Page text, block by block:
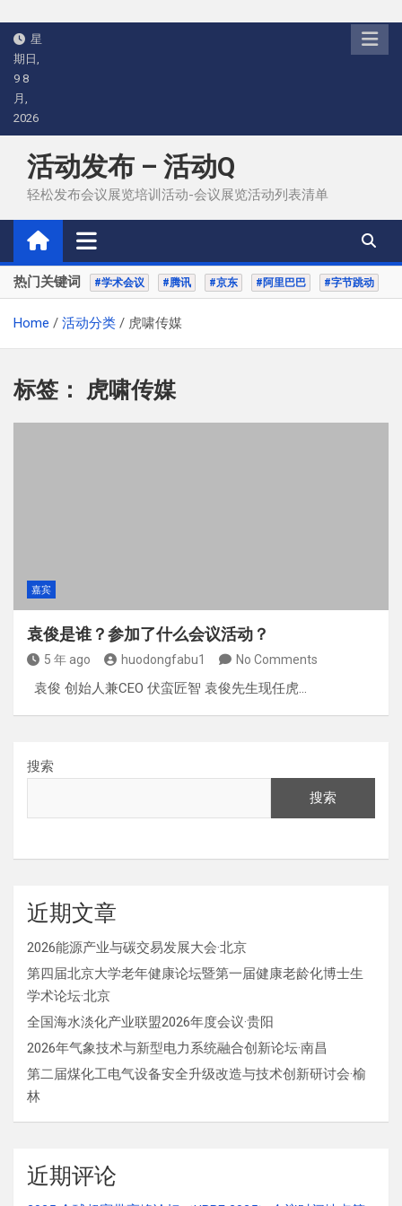
Skip
content
星
期日,
9 8
月,
2026
活动发布 – 活动Q
轻松发布会议展览培训活动-会议展览活动列表清单
热门关键词 #学术会议 #腾讯 #京东 #阿里巴巴 #字节跳动
Home 活动分类 虎啸传媒
标签： 虎啸传媒
嘉宾
袁俊是谁？参加了什么会议活动？
5 年 ago huodongfabu1 No Comments
袁俊 创始人兼CEO 伏蛮匠智 袁俊先生现任虎…
搜索
搜索
近期文章
2026能源产业与碳交易发展大会·北京
第四届北京大学老年健康论坛暨第一届健康老龄化博士生
学术论坛·北京
全国海水淡化产业联盟2026年度会议·贵阳
2026年气象技术与新型电力系统融合创新论坛·南昌
第二届煤化工电气设备安全升级改造与技术创新研讨会·榆
林
近期评论